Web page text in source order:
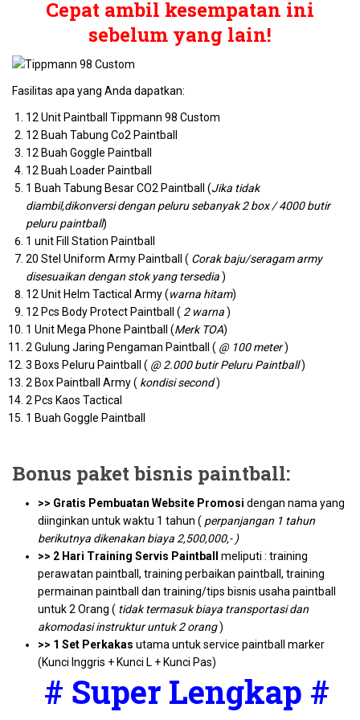
Cepat ambil kesempatan ini
sebelum yang lain!
Fasilitas apa yang Anda dapatkan:
12 Unit Paintball Tippmann 98 Custom
12 Buah Tabung Co2 Paintball
12 Buah Goggle Paintball
12 Buah Loader Paintball
1 Buah Tabung Besar CO2 Paintball (Jika tidak
diambil,dikonversi dengan peluru sebanyak 2 box / 4000 butir
peluru paintball)
1 unit Fill Station Paintball
20 Stel Uniform Army Paintball ( Corak baju/seragam army
disesuaikan dengan stok yang tersedia)
12 Unit Helm Tactical Army (warna hitam)
12 Pcs Body Protect Paintball ( 2 warna)
1 Unit Mega Phone Paintball (Merk TOA)
2 Gulung Jaring Pengaman Paintball ( @ 100 meter)
3 Boxs Peluru Paintball ( @ 2.000 butir Peluru Paintball)
2 Box Paintball Army ( kondisi second)
2 Pcs Kaos Tactical
1 Buah Goggle Paintball
Bonus paket bisnis paintball:
>> Gratis Pembuatan Website Promosi dengan nama yang
diinginkan untuk waktu 1 tahun ( perpanjangan 1 tahun
berikutnya dikenakan biaya 2,500,000,- )
>> 2 Hari Training Servis Paintball
meliputi : training
perawatan paintball, training perbaikan paintball, training
permainan paintball dan training/tips bisnis usaha paintball
untuk 2 Orang ( tidak termasuk biaya transportasi dan
akomodasi instruktur untuk 2 orang)
>> 1 Set Perkakas utama untuk service paintball marker
(Kunci Inggris + Kunci L + Kunci Pas)
# Super Lengkap #